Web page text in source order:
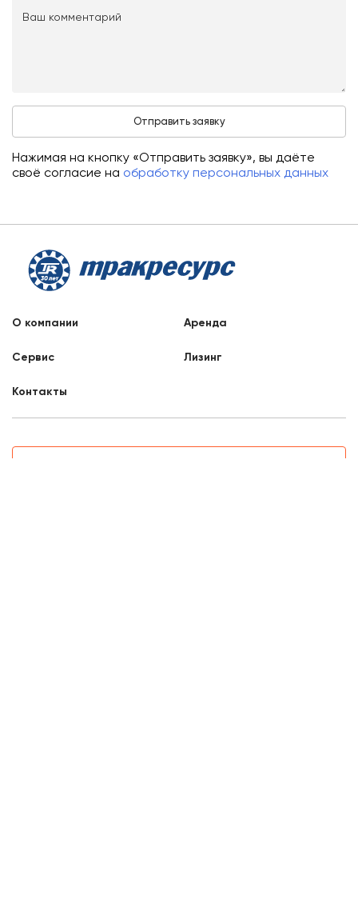
Нажимая на кнопку «Отправить заявку», вы даёте
своё согласие на обработку персональных данных
О компании Аренда
Сервис Лизинг
Контакты